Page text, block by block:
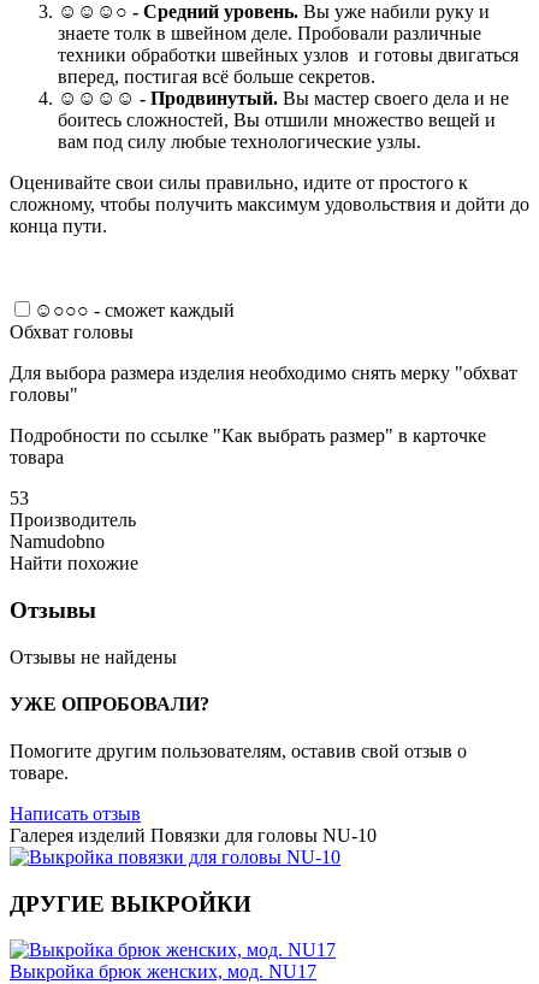
☺☺☺○ - Средний уровень. Вы уже набили руку и
знаете толк в швейном деле. Пробовали различные
техники обработки швейных узлов и готовы двигаться
вперед, постигая всё больше секретов.
☺☺☺☺ - Продвинутый. Вы мастер своего дела и не
боитесь сложностей, Вы отшили множество вещей и
вам под силу любые технологические узлы.
Оценивайте свои силы правильно, идите от простого к
сложному, чтобы получить максимум удовольствия и дойти до
конца пути.
☺○○○ - сможет каждый
Обхват головы
Для выбора размера изделия необходимо снять мерку "обхват
головы"
Подробности по ссылке "Как выбрать размер" в карточке
товара
53
Производитель
Namudobno
Найти похожие
Отзывы
Отзывы не найдены
УЖЕ ОПРОБОВАЛИ?
Помогите другим пользователям, оставив свой отзыв о
товаре.
Написать отзыв
Галерея изделий Повязки для головы NU-10
ДРУГИЕ ВЫКРОЙКИ
Выкройка брюк женских, мод. NU17